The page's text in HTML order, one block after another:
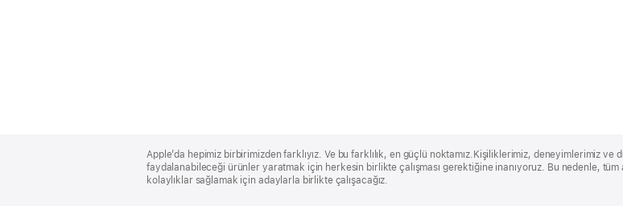
Footer
Apple’da hepimiz birbirimizden farklıyız. Ve bu farklılık, en güçlü noktamız.Kişiliklerimiz, deneyimlerimiz
faydalanabileceği ürünler yaratmak için herkesin birlikte çalışması gerektiğine inanıyoruz. Bu nedenle,
kolaylıklar sağlamak için adaylarla birlikte çalışacağız.